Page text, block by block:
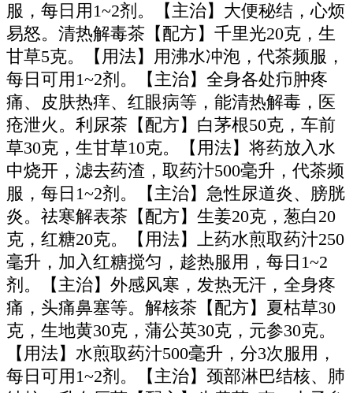
服，每日用1~2剂。【主治】大便秘结，心烦
易怒。清热解毒茶【配方】千里光20克，生
甘草5克。【用法】用沸水冲泡，代茶频服，
每日可用1~2剂。【主治】全身各处疖肿疼
痛、皮肤热痒、红眼病等，能清热解毒，医
疮泄火。利尿茶【配方】白茅根50克，车前
草30克，生甘草10克。【用法】将药放入水
中烧开，滤去药渣，取药汁500毫升，代茶频
服，每日1~2剂。【主治】急性尿道炎、膀胱
炎。祛寒解表茶【配方】生姜20克，葱白20
克，红糖20克。【用法】上药水煎取药汁250
毫升，加入红糖搅匀，趁热服用，每日1~2
剂。【主治】外感风寒，发热无汗，全身疼
痛，头痛鼻塞等。解核茶【配方】夏枯草30
克，生地黄30克，蒲公英30克，元参30克。
【用法】水煎取药汁500毫升，分3次服用，
每日可用1~2剂。【主治】颈部淋巴结核、肺